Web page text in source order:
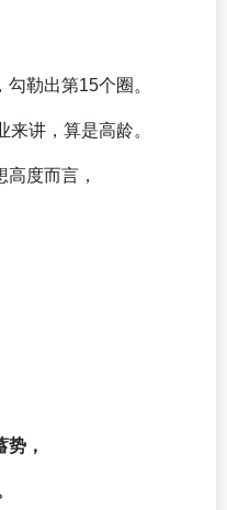
勒出第15个圈。
讲，算是高龄。
度而言，
，